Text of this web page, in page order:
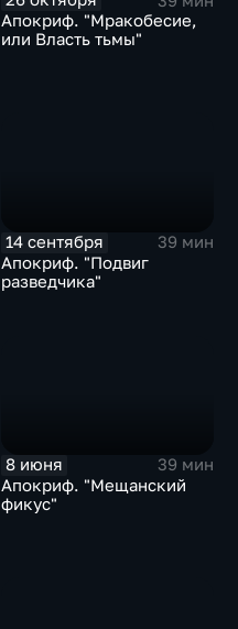
Апокриф. "Мракобесие,
или Власть тьмы"
14 сентября
39 мин
Апокриф. "Подвиг
разведчика"
8 июня
39 мин
Апокриф. "Мещанский
фикус"